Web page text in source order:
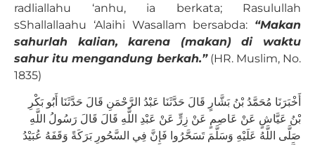
radliallahu ‘anhu, ia berkata; Rasulullah
sShallallaahu ‘Alaihi Wasallam bersabda: “Makan
sahurlah kalian, karena (makan) di waktu
sahur itu mengandung berkah.”(HR. Muslim, No.
1835)
بْنُ عَيَّاشٍ عَنْ عَاصِمٍ عَنْ زِرٍّ عَنْ عَبْدِ اللَّهِ قَالَ قَالَ رَسُولُ اللَّهِ
صَلَّى اللَّهُ عَلَيْهِ وَسَلَّمَ تَسَحَّرُوا فَإِنَّ فِي السَّحُورِ بَرَكَةً وَقَفَهُ عُبَيْدُ